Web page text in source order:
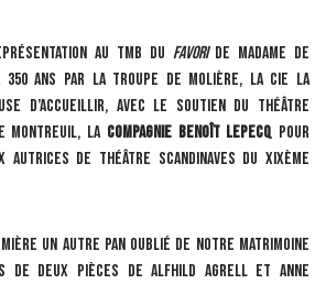
au TMB du Favoride Madame de
ans par la troupe de Molière, la Cie La
d’accueillir, avec le soutien du Théâtre
Montreuil, la Compagnie Benoît Lepecq pour
autrices de théâtre scandinaves du XIXème
un autre pan oublié de notre matrimoine
de deux pièces de Alfhild Agrell et Anne